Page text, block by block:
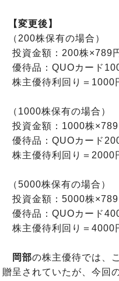
【変更後】
（200株保有の場合）
投資金額：200株×789
優待品：QUOカード
株主優待利回り＝1000
（1000株保有の場合）
投資金額：1000株×789
優待品：QUOカード
株主優待利回り＝2000
（5000株保有の場合）
投資金額：5000株×789
優待品：QUOカード
株主優待利回り＝4000
岡部の株主優待では、
贈呈されていたが、今回